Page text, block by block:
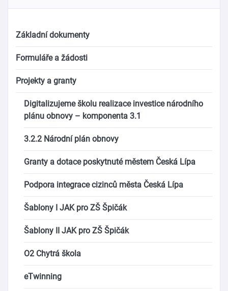
Základní dokumenty
Formuláře a žádosti
Projekty a granty
Digitalizujeme školu realizace investice národního
plánu obnovy – komponenta 3.1
3.2.2 Národní plán obnovy
Granty a dotace poskytnuté městem Česká Lípa
Podpora integrace cizinců města Česká Lípa
Šablony I JAK pro ZŠ Špičák
Šablony II JAK pro ZŠ Špičák
O2 Chytrá škola
eTwinning